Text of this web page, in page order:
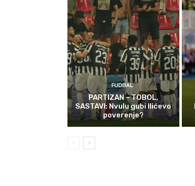
FUDBAL
PARTIZAN – TOBOL,
SASTAVI: Nvulu gubi Ilićevo
poverenje?